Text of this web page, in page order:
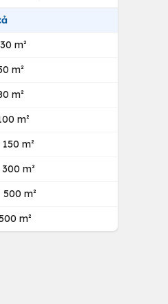
m²
m²
m²
m²
m²
m²
m²
m²